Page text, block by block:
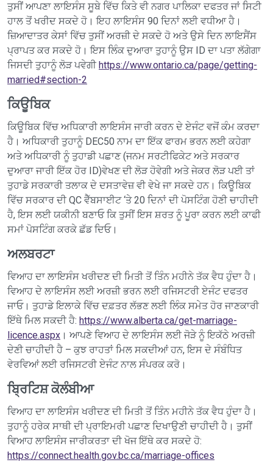
ਤੁਸੀਂ ਆਪਣਾ ਲਾਇਸੰਸ ਸੂਬੇ ਵਿੱਚ ਕਿਤੇ ਵੀ ਨਗਰ ਪਾਲਿਕਾ ਦਫਤਰ ਜਾਂ ਸਿਟੀ
ਹਾਲ ਤੋਂ ਖਰੀਦ ਸਕਦੇ ਹੋ। ਇਹ ਲਾਇਸੰਸ 90 ਦਿਨਾਂ ਲਈ ਵਧੀਆ ਹੈ।
ਜ਼ਿਆਦਾਤਰ ਕੇਸਾਂ ਵਿੱਚ ਤੁਸੀਂ ਅਰਜ਼ੀ ਦੇ ਸਕਦੇ ਹੋ ਅਤੇ ਉਸੇ ਦਿਨ ਲਾਇਸੈਂਸ
ਪ੍ਰਾਪਤ ਕਰ ਸਕਦੇ ਹੋ। ਇਸ ਲਿੰਕ ਦੁਆਰਾ ਤੁਹਾਨੂੰ ਉਸ ID ਦਾ ਪਤਾ ਲੱਗੇਗਾ
ਜਿਸਦੀ ਤੁਹਾਨੂੰ ਲੋੜ ਪਵੇਗੀ https://www.ontario.ca/page/getting-
married#section-2
ਕਿਊਬਿਕ
ਕਿਊਬਿਕ ਵਿੱਚ ਅਧਿਕਾਰੀ ਲਾਇਸੰਸ ਜਾਰੀ ਕਰਨ ਦੇ ਏਜੰਟ ਵਜੋਂ ਕੰਮ ਕਰਦਾ
ਹੈ। ਅਧਿਕਾਰੀ ਤੁਹਾਨੂੰ DEC50 ਨਾਮ ਦਾ ਇੱਕ ਫਾਰਮ ਭਰਨ ਲਈ ਕਹੇਗਾ
ਅਤੇ ਅਧਿਕਾਰੀ ਨੂੰ ਤੁਹਾਡੀ ਪਛਾਣ (ਜਨਮ ਸਰਟੀਫਿਕੇਟ ਅਤੇ ਸਰਕਾਰ
ਦੁਆਰਾ ਜਾਰੀ ਇੱਕ ਹੋਰ ID)ਵੇਖਣ ਦੀ ਲੋੜ ਹੋਵੇਗੀ ਅਤੇ ਜੇਕਰ ਲੋੜ ਪਈ ਤਾਂ
ਤੁਹਾਡੇ ਸਰਕਾਰੀ ਤਲਾਕ ਦੇ ਦਸਤਾਵੇਜ਼ ਵੀ ਵੇਖੇ ਜਾ ਸਕਦੇ ਹਨ। ਕਿਊਬਿਕ
ਵਿੱਚ ਸਰਕਾਰ ਦੀ QC ਵੈੱਬਸਾਈਟ ‘ਤੇ 20 ਦਿਨਾਂ ਦੀ ਪੋਸਟਿੰਗ ਹੋਣੀ ਚਾਹੀਦੀ
ਹੈ, ਇਸ ਲਈ ਯਕੀਨੀ ਬਣਾਓ ਕਿ ਤੁਸੀਂ ਇਸ ਸ਼ਰਤ ਨੂੰ ਪੂਰਾ ਕਰਨ ਲਈ ਕਾਫੀ
ਸਮਾਂ ਪੋਸਟਿੰਗ ਕਰਕੇ ਛੱਡ ਦਿਓ।
ਅਲਬਰਟਾ
ਵਿਆਹ ਦਾ ਲਾਇਸੰਸ ਖਰੀਦਣ ਦੀ ਮਿਤੀ ਤੋਂ ਤਿੰਨ ਮਹੀਨੇ ਤੱਕ ਵੈਧ ਹੁੰਦਾ ਹੈ।
ਵਿਆਹ ਦੇ ਲਾਇਸੰਸ ਲਈ ਅਰਜ਼ੀ ਭਰਨ ਲਈ ਰਜਿਸਟਰੀ ਏਜੰਟ ਦਫਤਰ
ਜਾਓ। ਤੁਹਾਡੇ ਇਲਾਕੇ ਵਿੱਚ ਦਫ਼ਤਰ ਲੱਭਣ ਲਈ ਲਿੰਕ ਸਮੇਤ ਹੋਰ ਜਾਣਕਾਰੀ
ਇੱਥੇ ਮਿਲ ਸਕਦੀ ਹੈ: https://www.alberta.ca/get-marriage-
licence.aspx । ਆਪਣੇ ਵਿਆਹ ਦੇ ਲਾਇਸੰਸ ਲਈ ਜੋੜੇ ਨੂੰ ਇਕੱਠੇ ਅਰਜ਼ੀ
ਦੇਣੀ ਚਾਹੀਦੀ ਹੈ – ਕੁਝ ਰਾਹਤਾਂ ਮਿਲ ਸਕਦੀਆਂ ਹਨ, ਇਸ ਦੇ ਸੰਬੰਧਿਤ
ਵੇਰਵਿਆਂ ਲਈ ਰਜਿਸਟਰੀ ਏਜੰਟ ਨਾਲ ਸੰਪਰਕ ਕਰੋ।
ਬ੍ਰਿਟਿਸ਼ ਕੋਲੰਬੀਆ
ਵਿਆਹ ਦਾ ਲਾਇਸੰਸ ਖਰੀਦਣ ਦੀ ਮਿਤੀ ਤੋਂ ਤਿੰਨ ਮਹੀਨੇ ਤੱਕ ਵੈਧ ਹੁੰਦਾ ਹੈ।
ਤੁਹਾਨੂੰ ਹਰੇਕ ਸਾਥੀ ਦੀ ਪ੍ਰਾਇਮਰੀ ਪਛਾਣ ਦਿਖਾਉਣੀ ਚਾਹੀਦੀ ਹੈ। ਤੁਸੀਂ
ਵਿਆਹ ਲਾਇਸੰਸ ਜਾਰੀਕਰਤਾ ਦੀ ਖੋਜ ਇੱਥੇ ਕਰ ਸਕਦੇ ਹੋ:
https://connect.health.gov.bc.ca/marriage-offices